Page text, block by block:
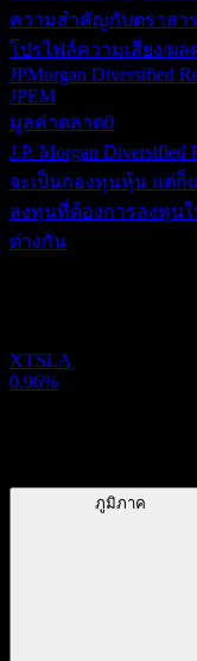
ความสำคัญกับตราสา
โปรไฟล์ความเสี่ยง/ผ
JPMorgan Diversified
JPEM
มูลค่าตลาด0
J.P. Morgan Diversified
จะเป็นกองทุนหุ้น แต่ก็
ลงทุนที่ต้องการลงทุน
ต่างกัน
XTSLA
0.96%
ภูมิภาค